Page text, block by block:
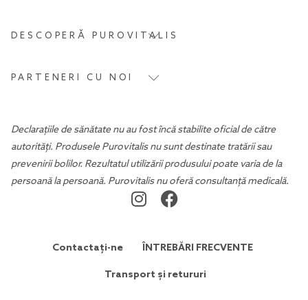
DESCOPERĂ PUROVITALIS
PARTENERI CU NOI
Declarațiile de sănătate nu au fost încă stabilite oficial de către
autorități. Produsele Purovitalis nu sunt destinate tratării sau
prevenirii bolilor. Rezultatul utilizării produsului poate varia de la
persoană la persoană. Purovitalis nu oferă consultanță medicală.
Contactați-ne ÎNTREBĂRI FRECVENTE
Transport și retururi